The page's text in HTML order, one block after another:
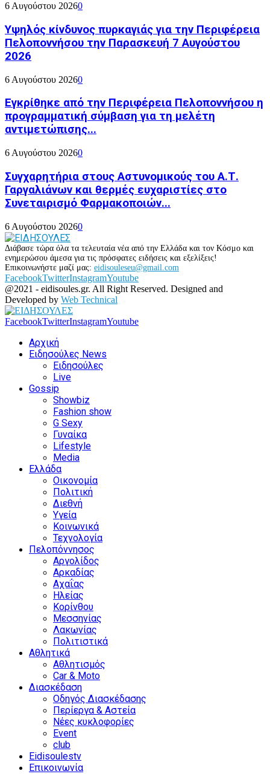
6 Αυγούστου 20260
Υψηλός κίνδυνος πυρκαγιάς για την Περιφέρεια
Πελοποννήσου την Παρασκευή 7 Αυγούστου
2026
6 Αυγούστου 20260
Εγκρίθηκε από την Περιφέρεια Πελοποννήσου η
προγραμματική σύμβαση για τη μελέτη
αντιμετώπισης...
6 Αυγούστου 20260
Συγχαρητήρια στους Αστυνομικούς του Α.Τ.
Γαργαλιάνων και θερμές ευχαριστίες στο
Συνεταιρισμό Φαρμακοποιών...
6 Αυγούστου 20260
Διάβασε τώρα όλα τα τελευταία νέα από την Ελλάδα και τον Κόσμο και
ενημερώσου άμεσα για τις πρόσφατες ειδήσεις και εξελίξεις!
Επικοινωνήστε μαζί μας: eidisouleseu@gmail.com
FacebookTwitterInstagramYoutube
@2021 - eidisoules.gr. All Right Reserved. Designed and
Developed by Web Technical
FacebookTwitterInstagramYoutube
Αρχική
Ειδησούλες News
Ειδησούλες
Live
Gossip
Showbiz
Fashion show
G Sexy
Γυναίκα
Lifestyle
Media
Ελλάδα
Οικονομία
Πολιτική
Διεθνή
Υγεία
Κοινωνικά
Τεχνολογία
Πελοπόννησος
Αργολίδος
Αρκαδίας
Αχαΐας
Ηλείας
Κορίνθου
Μεσσηνίας
Λακωνίας
Πολιτιστικά
Αθλητικά
Αθλητισμός
Car & Moto
Διασκέδαση
Οδηγός Διασκέδασης
Περίεργα & Αστεία
Νέες κυκλοφορίες
Event
club
Eidisoulestv
Επικοινωνία